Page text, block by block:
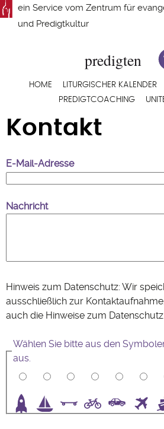
Direkt
zum
ein Service vom Zentrum für
und Predigtkultur
Hauptnavigation
HOME LITURGISCHER KALENDER
PREDIGTCOACHING
Kontakt
E-Mail-Adresse
Nachricht
Hinweis zum Datenschutz: Wir
ausschließlich zur
auch die Hinweise zum Datenschutz
Wählen Sie bitte aus den
aus.